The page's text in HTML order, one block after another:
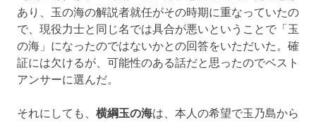
あり、玉の海の解説者就任がその時期に重なっていたの
で、現役力士と同じ名では具合が悪いということで「玉
の海」になったのではないかとの回答をいただいた。確
証には欠けるが、可能性のある話だと思ったのでベスト
アンサーに選んだ。
それにしても、 横綱玉の海は、本人の希望で玉乃島から